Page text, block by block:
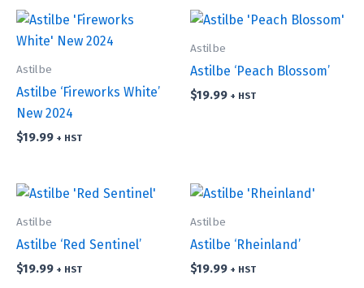
Astilbe
Astilbe ‘Fireworks White’
New 2024
$19.99 + HST
Astilbe
Astilbe ‘Peach Blossom’
$19.99 + HST
Astilbe
Astilbe ‘Red Sentinel’
$19.99 + HST
Astilbe
Astilbe ‘Rheinland’
$19.99 + HST